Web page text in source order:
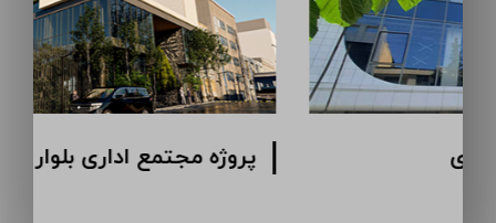
پروژه مجتمع اداری گاندی